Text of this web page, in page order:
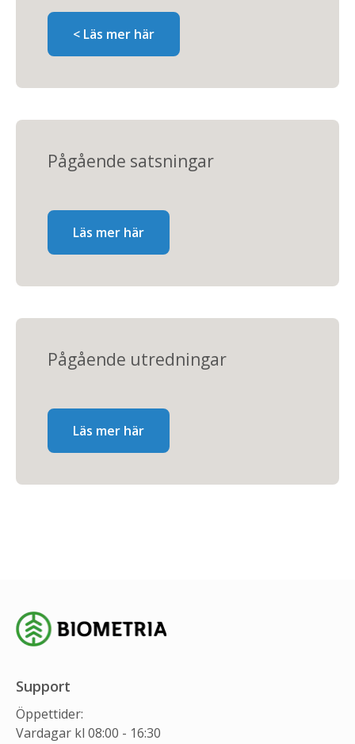
< Läs mer här
Pågående satsningar
Läs mer här
Pågående utredningar
Läs mer här
Support
Öppettider:
Vardagar kl 08:00 - 16:30